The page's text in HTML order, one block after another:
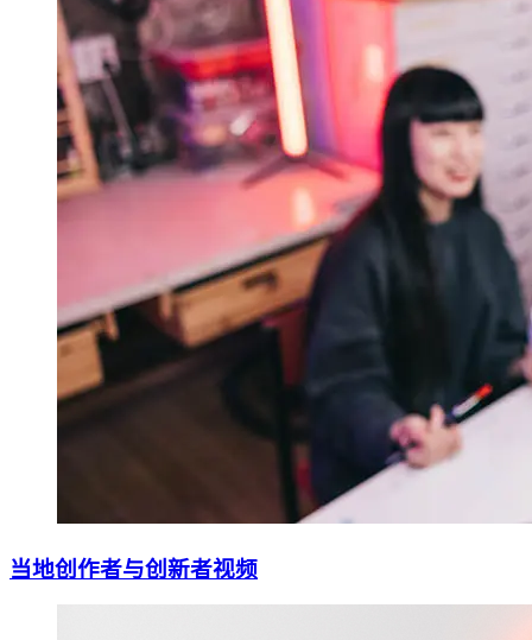
当地创作者与创新者视频